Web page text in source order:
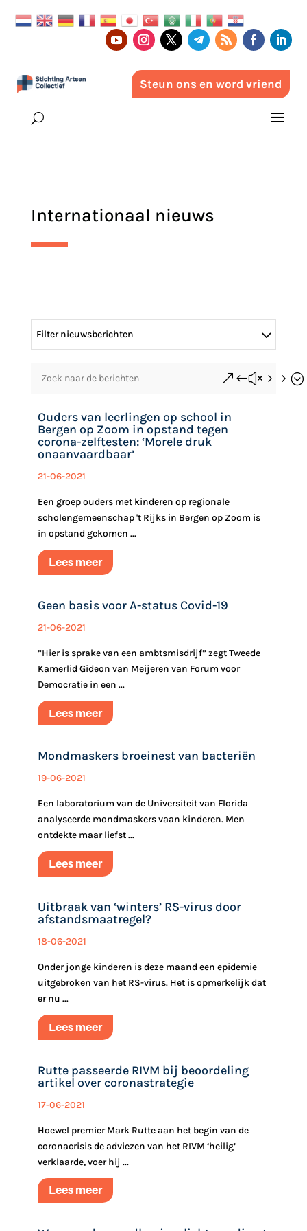
Steun ons en word vriend
Internationaal nieuws
Filter nieuwsberichten
&#x55;
Ouders van leerlingen op school in
Bergen op Zoom in opstand tegen
corona-zelftesten: ‘Morele druk
onaanvaardbaar’
21-06-2021
Een groep ouders met kinderen op regionale
scholengemeenschap 't Rijks in Bergen op Zoom is
in opstand gekomen ...
Lees meer
Geen basis voor A-status Covid-19
21-06-2021
”Hier is sprake van een ambtsmisdrijf” zegt Tweede
Kamerlid Gideon van Meijeren van Forum voor
Democratie in een ...
Lees meer
Mondmaskers broeinest van bacteriën
19-06-2021
Een laboratorium van de Universiteit van Florida
analyseerde mondmaskers vaan kinderen. Men
ontdekte ‎‎maar liefst ...
Lees meer
Uitbraak van ‘winters’ RS-virus door
afstandsmaatregel?
18-06-2021
Onder jonge kinderen is deze maand een epidemie
uitgebroken van het RS-virus. Het is opmerkelijk dat
er nu ...
Lees meer
Rutte passeerde RIVM bij beoordeling
artikel over coronastrategie
17-06-2021
Hoewel premier Mark Rutte aan het begin van de
coronacrisis de adviezen van het RIVM ‘heilig’
verklaarde, voer hij ...
Lees meer